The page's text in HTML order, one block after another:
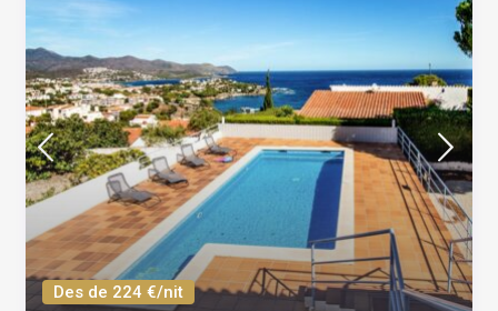
Des de 224 €/nit